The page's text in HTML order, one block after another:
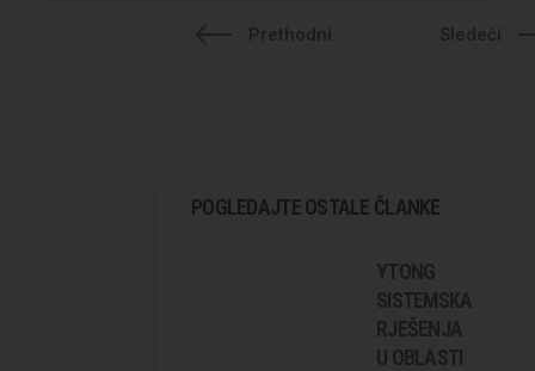
Prethodni Sledeći
POGLEDAJTE OSTALE ČLANKE
YTONG
SISTEMSKA
RJEŠENJA
U OBLASTI